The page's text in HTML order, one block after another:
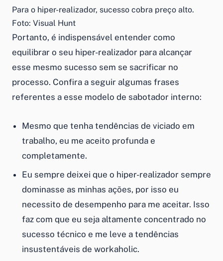
Para o hiper-realizador, sucesso cobra preço alto.
Foto: Visual Hunt
Portanto, é indispensável entender como
equilibrar o seu hiper-realizador para alcançar
esse mesmo sucesso sem se sacrificar no
processo. Confira a seguir algumas frases
referentes a esse modelo de sabotador interno:
Mesmo que tenha tendências de viciado em
trabalho, eu me aceito profunda e
completamente.
Eu sempre deixei que o hiper-realizador sempre
dominasse as minhas ações, por isso eu
necessito de desempenho para me aceitar. Isso
faz com que eu seja altamente concentrado no
sucesso técnico e me leve a tendências
insustentáveis de workaholic.